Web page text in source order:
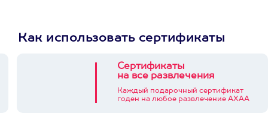
Как использовать сертификаты
Сертификаты
на все развлечения
Каждый подарочный сертификат
годен на любое развлечение АХАА